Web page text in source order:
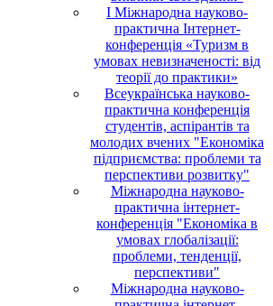
І Міжнародна науково-
практична Інтернет-
конференція «Туризм в
умовах невизначеності: від
теорії до практики»
Всеукраїнська науково-
практична конференція
студентів, аспірантів та
молодих вчених "Економіка
підприємства: проблеми та
перспективи розвитку"
Міжнародна науково-
практична інтернет-
конференція "Економіка в
умовах глобалізації:
проблеми, тенденції,
перспективи"
Міжнародна науково-